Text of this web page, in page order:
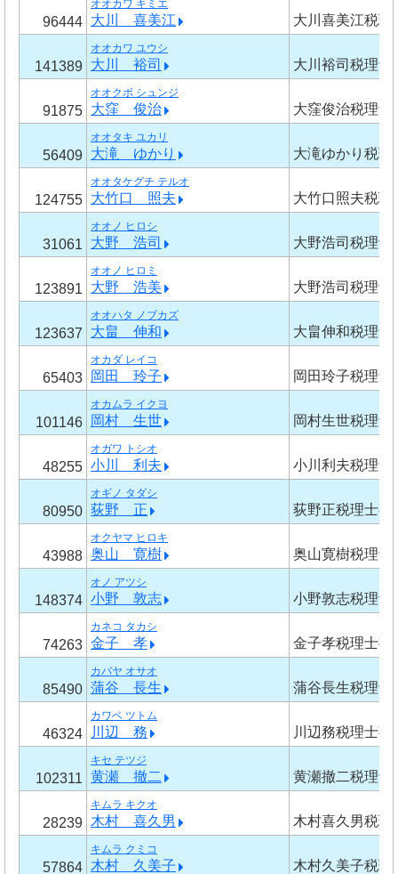
96444
オオカワ キミエ
大川 喜美江 大川喜美江税理
141389
オオカワ ユウシ
大川 裕司 大川裕司税理士
91875
オオクボ シュンジ
大窪 俊治 大窪俊治税理士
56409
オオタキ ユカリ
大滝 ゆかり 大滝ゆかり税理
124755
オオタケグチ テルオ
大竹口 照夫 大竹口照夫税理
31061
オオノ ヒロシ
大野 浩司 大野浩司税理士
123891
オオノ ヒロミ
大野 浩美 大野浩司税理士
123637
オオハタ ノブカズ
大畠 伸和 大畠伸和税理士
65403
オカダ レイコ
岡田 玲子 岡田玲子税理士
101146
オカムラ イクヨ
岡村 生世 岡村生世税理士
48255
オガワ トシオ
小川 利夫 小川利夫税理士
80950
オギノ タダシ
荻野 正 荻野正税理士事
43988
オクヤマ ヒロキ
奥山 寛樹 奥山寛樹税理士
148374
オノ アツシ
小野 敦志 小野敦志税理士
74263
カネコ タカシ
金子 孝 金子孝税理士事
85490
カバヤ オサオ
蒲谷 長生 蒲谷長生税理士
46324
カワベ ツトム
川辺 務 川辺務税理士事
102311
キセ テツジ
黄瀬 撤二 黄瀬撤二税理士
28239
キムラ キクオ
木村 喜久男 木村喜久男税理
57864
キムラ クミコ
木村 久美子 木村久美子税理